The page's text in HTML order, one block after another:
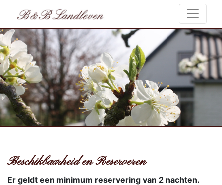
Beschikbaarheid en Reserveren
Er geldt een minimum reservering van 2 nachten.